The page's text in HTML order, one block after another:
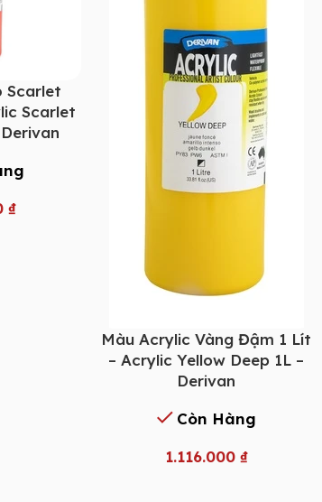
Scarlet
Scarlet
₫
Màu Acrylic Vàng Đậm 1 Lít
– Acrylic Yellow Deep 1L –
Derivan
Còn Hàng
1.116.000 ₫